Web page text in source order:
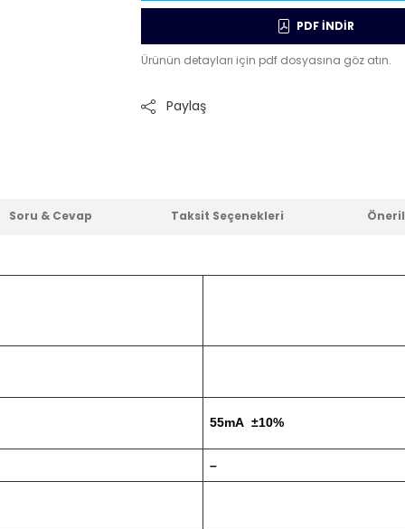
PDF İNDİR
Ürünün detayları için pdf dosyasına göz atın.
Paylaş
Soru & Cevap Taksit Seçenekleri
55mA ±10%
–